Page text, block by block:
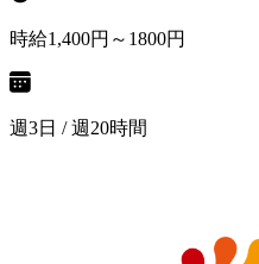
時給1,400円～1800円
週3日 / 週20時間